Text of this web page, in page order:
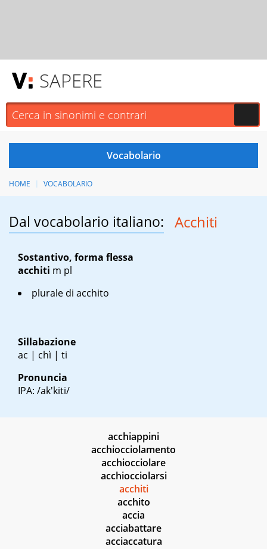
SAPERE
HOME VOCABOLARIO
Dal vocabolario italiano: Acchiti
Sostantivo, forma flessa
acchiti m pl
plurale di acchito
Sillabazione
ac | chì | ti
Pronuncia
IPA: /ak'kiti/
acchiappini
acchiocciolamento
acchiocciolare
acchiocciolarsi
acchiti
acchito
accia
acciabattare
acciaccatura